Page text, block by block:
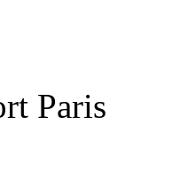
Paris